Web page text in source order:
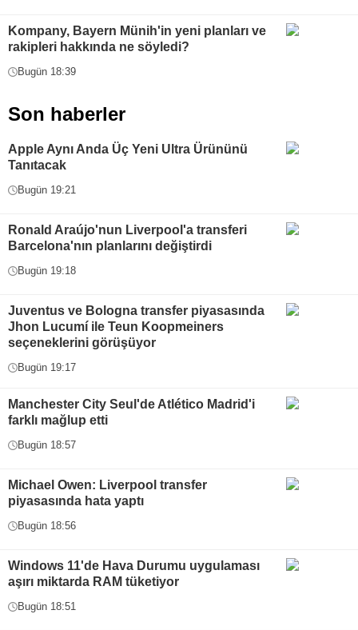
Kompany, Bayern Münih'in yeni planları ve
rakipleri hakkında ne söyledi?
Bugün 18:39
Son haberler
Apple Aynı Anda Üç Yeni Ultra Ürününü
Tanıtacak
Bugün 19:21
Ronald Araújo'nun Liverpool'a transferi
Barcelona'nın planlarını değiştirdi
Bugün 19:18
Juventus ve Bologna transfer piyasasında
Jhon Lucumí ile Teun Koopmeiners
seçeneklerini görüşüyor
Bugün 19:17
Manchester City Seul'de Atlético Madrid'i
farklı mağlup etti
Bugün 18:57
Michael Owen: Liverpool transfer
piyasasında hata yaptı
Bugün 18:56
Windows 11'de Hava Durumu uygulaması
aşırı miktarda RAM tüketiyor
Bugün 18:51